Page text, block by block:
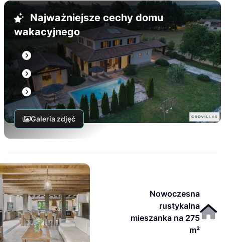
Najważniejsze cechy domu
wakacyjnego
Galeria zdjęć
Nowoczesna
rustykalna
mieszanka na 275
m²